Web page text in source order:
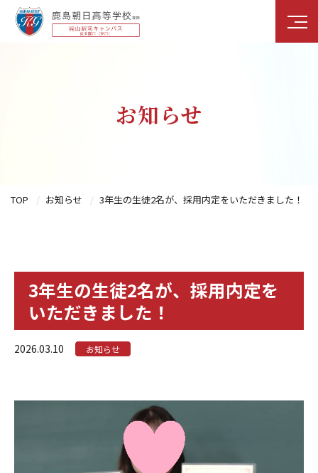
お知らせ
TOP お知らせ 3年生の生徒2名が、採用内定をいただきました！
3年生の生徒2名が、採用内定を
いただきました！
2026.03.10 お知らせ